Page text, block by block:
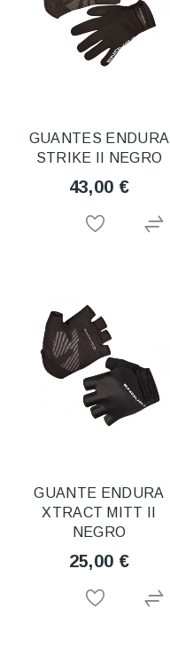
GUANTES ENDURA
STRIKE II NEGRO
43,00 €
GUANTE ENDURA
XTRACT MITT II
NEGRO
25,00 €